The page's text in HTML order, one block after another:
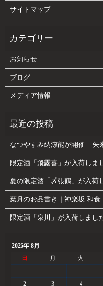
サイトマップ
お知らせ
ブログ
メディア情報
なつやすみ納涼能が開催 – 矢
限定酒「飛露喜」が入荷しま
夏の限定酒「〆張鶴」が入荷
葉月のお品書き｜神楽坂 和食
限定酒「泉川」が入荷しまし
2026年 8月
日
月 火
2
3 4